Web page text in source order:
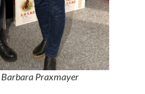
Barbara Praxmayer